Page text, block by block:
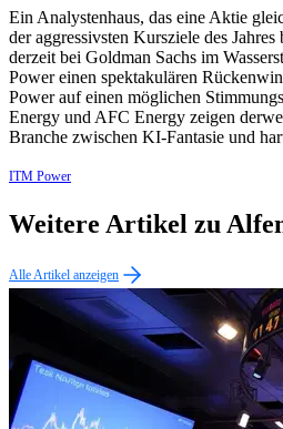
Ein Analystenhaus, das eine Aktie
der aggressivsten Kursziele des
derzeit bei Goldman Sachs im
Power einen spektakulären
Power auf einen möglichen
Energy und AFC Energy zeigen
Branche zwischen KI-Fantasie und
ITM Power
Weitere Artikel zu
Alle Artikel anzeigen